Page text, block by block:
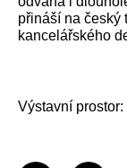
přináší na český
kancelářského
Výstavní prostor: